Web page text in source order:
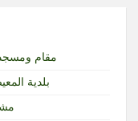
مقام ومسجد
بلدية